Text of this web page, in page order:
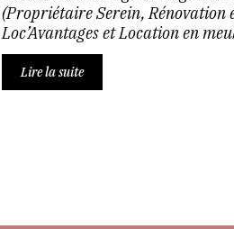
(Propriétaire Serein, Rénovation
Loc’Avantages et Location en
Lire la suite